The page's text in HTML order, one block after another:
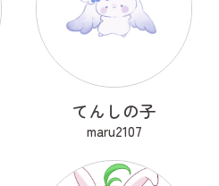
てんしの子
maru2107